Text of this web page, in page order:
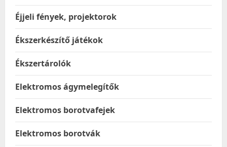
Éjjeli fények, projektorok
Ékszerkészítő játékok
Ékszertárolók
Elektromos ágymelegítők
Elektromos borotvafejek
Elektromos borotvák